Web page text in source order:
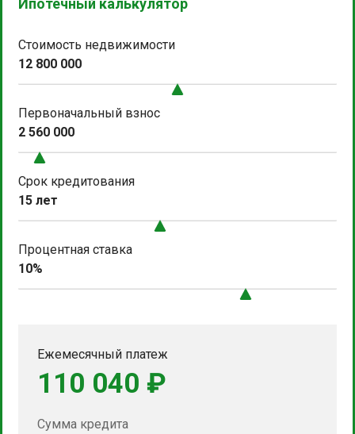
Стоимость недвижимости
12 800 000
Первоначальный взнос
2 560 000
Срок кредитования
15 лет
Процентная ставка
10%
Ежемесячный платеж
110 040 ₽
Сумма кредита